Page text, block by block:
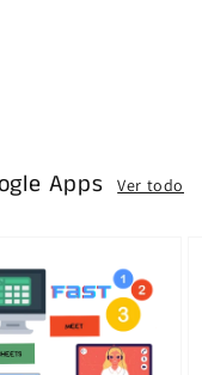
Apps Ver todo